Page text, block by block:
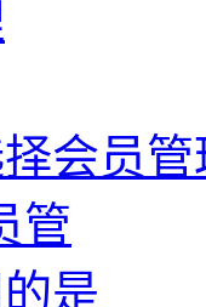
会员